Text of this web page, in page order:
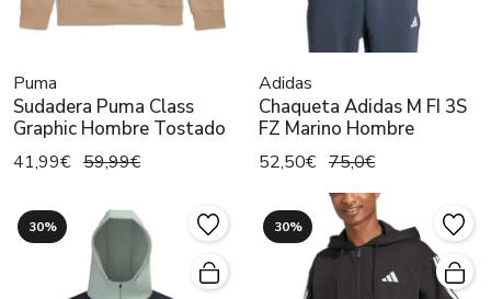
Puma
Sudadera Puma Class
Graphic Hombre Tostado
41,99€ 59,99€
Adidas
Chaqueta Adidas M FI 3S
FZ Marino Hombre
52,50€ 75,0€
30% 30%